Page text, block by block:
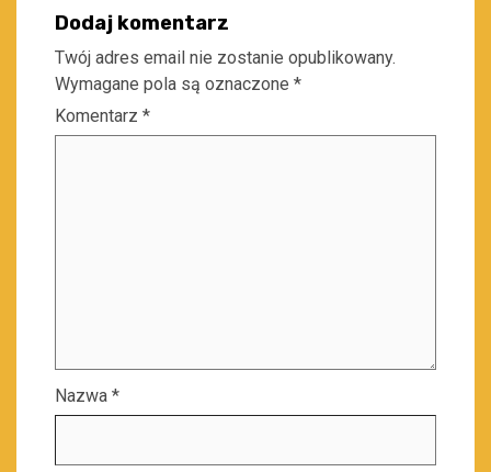
Dodaj komentarz
Twój adres email nie zostanie opublikowany.
Wymagane pola są oznaczone *
Komentarz *
Nazwa *